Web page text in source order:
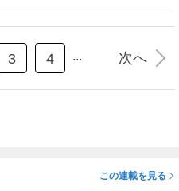
3 4 ... 次へ
この連載を見る